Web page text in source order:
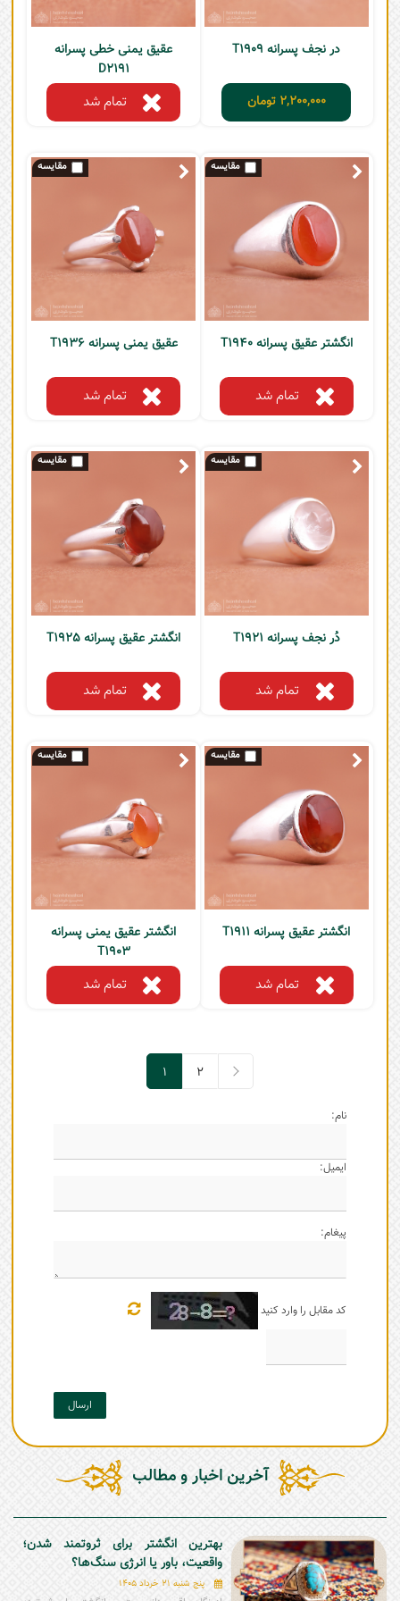
در نجف پسرانه T1909
2,200,000 تومان
عقیق یمنی خطی پسرانه
D2191
تمام شد
انگشتر عقیق پسرانه T1940
تمام شد
عقیق یمنی پسرانه T1936
تمام شد
دُر نجف پسرانه T1921
تمام شد
انگشتر عقیق پسرانه T1925
تمام شد
انگشتر عقیق پسرانه T1911
تمام شد
انگشتر عقیق یمنی پسرانه
T1903
تمام شد
1
2
نام:
ایمیل:
پیغام:
کد مقابل را وارد کنید
ارسال
آخرین اخبار و مطالب
بهترین انگشتر برای ثروتمند شدن؛
واقعیت، باور یا انرژی سنگ‌ها؟
پنج شنبه 21 خرداد 1405